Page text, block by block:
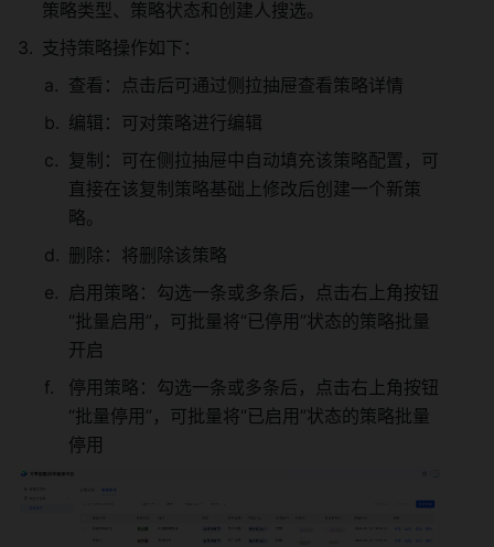
策略类型、策略状态和创建人搜选。
支持策略操作如下：
查看：点击后可通过侧拉抽屉查看策略详情
编辑：可对策略进行编辑
复制：可在侧拉抽屉中自动填充该策略配置，可
直接在该复制策略基础上修改后创建一个新策
略。
删除：将删除该策略
启用策略：勾选一条或多条后，点击右上角按钮
“批量启用”，可批量将“已停用”状态的策略批量
开启
停用策略：勾选一条或多条后，点击右上角按钮
“批量停用”，可批量将“已启用”状态的策略批量
停用